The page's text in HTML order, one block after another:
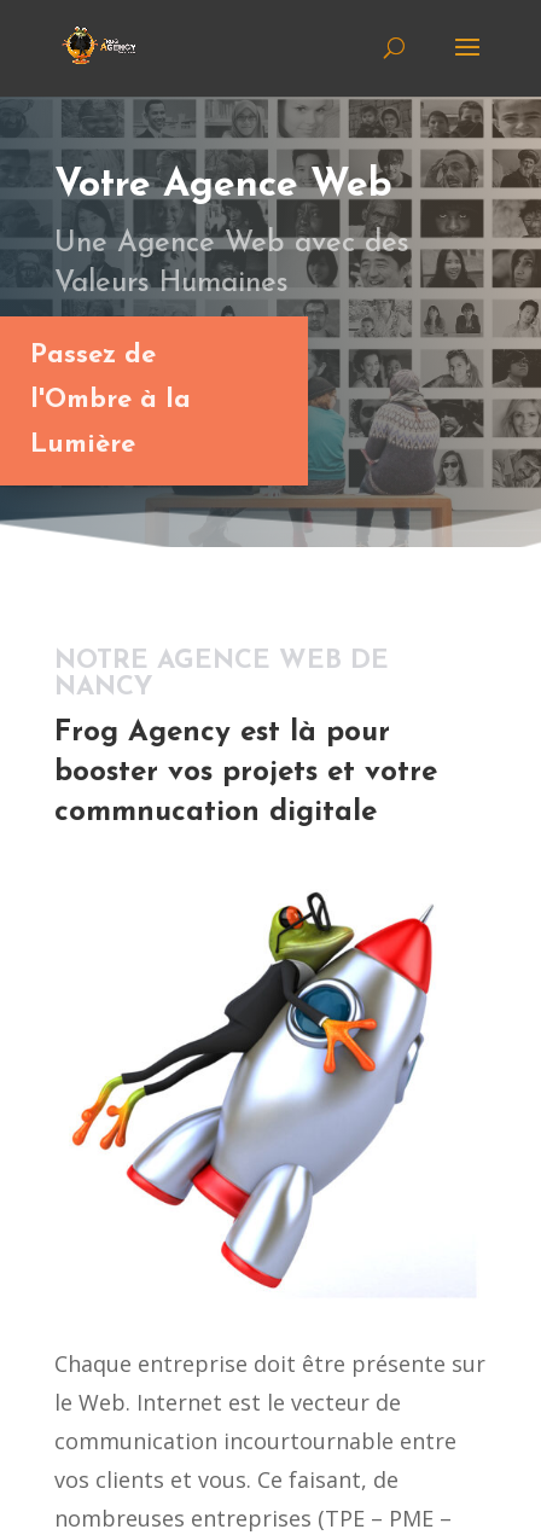
Votre Agence Web
Une Agence Web avec des
Valeurs Humaines
Passez de
l'Ombre à la
Lumière
NOTRE AGENCE WEB DE
NANCY
Frog Agency est là pour
booster vos projets et votre
commnucation digitale
Chaque entreprise doit être présente sur
le Web. Internet est le vecteur de
communication incourtournable entre
vos clients et vous. Ce faisant, de
nombreuses entreprises (TPE – PME –